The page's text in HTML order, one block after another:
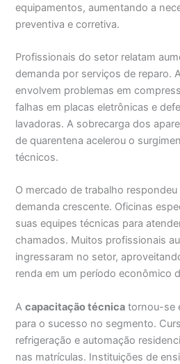
equipamentos, aumentando a
preventiva e corretiva.
Profissionais do setor relatam
demanda por serviços de reparo.
envolvem problemas em
falhas em placas eletrônicas e
lavadoras. A sobrecarga dos
de quarentena acelerou o
técnicos.
O mercado de trabalho
demanda crescente. Oficinas
suas equipes técnicas para
chamados. Muitos profissionais
ingressaram no setor,
renda em um período econômico
Acapacitação técnica tornou-se
para o sucesso no segmento.
refrigeração e automação
nas matrículas. Instituições de